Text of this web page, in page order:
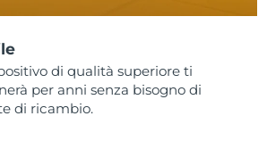
di qualità superiore ti
per anni senza bisogno di
di ricambio.